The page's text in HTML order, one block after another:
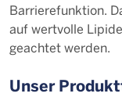
Barrierefunktion.
auf wertvolle
geachtet werden.
Unser